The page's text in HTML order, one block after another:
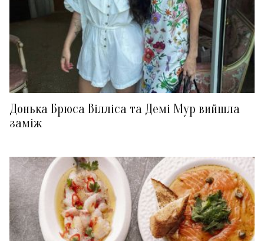
Донька Брюса Вілліса та Демі Мур вийшла
заміж